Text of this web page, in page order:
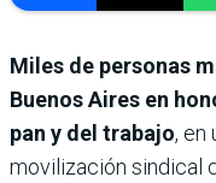
Miles de personas
Buenos Aires en
pan y del trabajo, en
movilización sindical